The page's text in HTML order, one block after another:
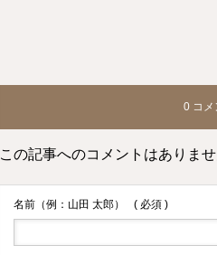
0 コメ
この記事へのコメントはありませ
名前（例：山田 太郎） ( 必須 )